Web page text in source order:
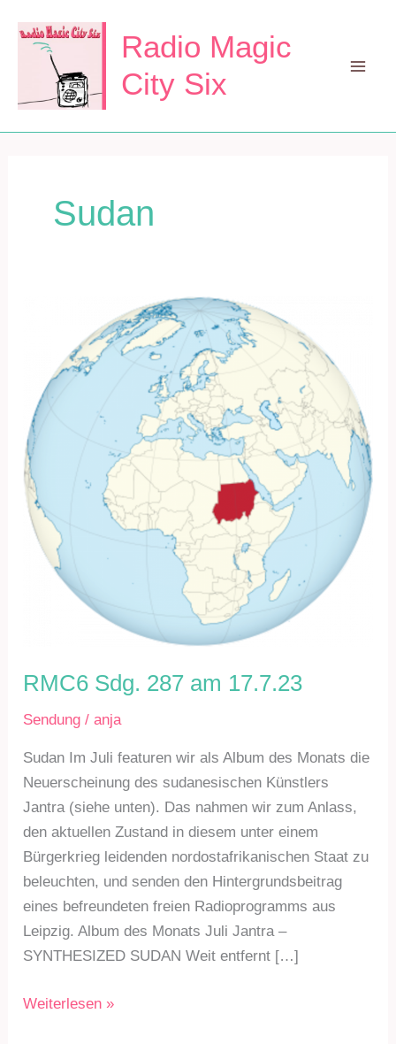
Inhalt
springen
Radio Magic
City Six
Sudan
RMC6 Sdg. 287 am 17.7.23
Sendung /anja
Sudan Im Juli featuren wir als Album des Monats die
Neuerscheinung des sudanesischen Künstlers
Jantra (siehe unten). Das nahmen wir zum Anlass,
den aktuellen Zustand in diesem unter einem
Bürgerkrieg leidenden nordostafrikanischen Staat zu
beleuchten, und senden den Hintergrundsbeitrag
eines befreundeten freien Radioprogramms aus
Leipzig. Album des Monats Juli Jantra –
SYNTHESIZED SUDAN Weit entfernt […]
RMC6
Weiterlesen »